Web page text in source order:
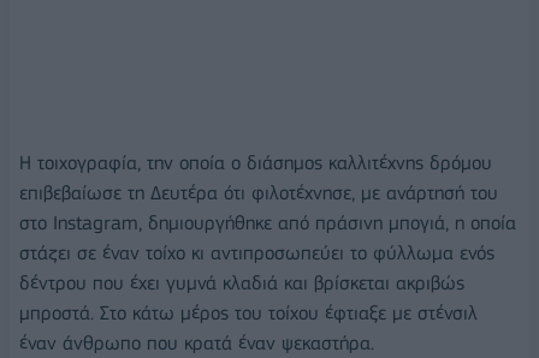
Η τοιχογραφία, την οποία ο διάσημος καλλιτέχνης δρόμου
επιβεβαίωσε τη Δευτέρα ότι φιλοτέχνησε, με ανάρτησή του
στο Instagram, δημιουργήθηκε από πράσινη μπογιά, η οποία
στάζει σε έναν τοίχο κι αντιπροσωπεύει το φύλλωμα ενός
δέντρου που έχει γυμνά κλαδιά και βρίσκεται ακριβώς
μπροστά. Στο κάτω μέρος του τοίχου έφτιαξε με στένσιλ
έναν άνθρωπο που κρατά έναν ψεκαστήρα.